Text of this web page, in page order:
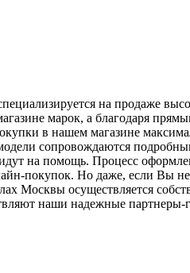
на продаже
марок, а благодаря
в нашем магазине
сопровождаются
на помощь. Процесс
покупок. Но даже, если Вы
Москвы осуществляется
наши надежные партнеры-